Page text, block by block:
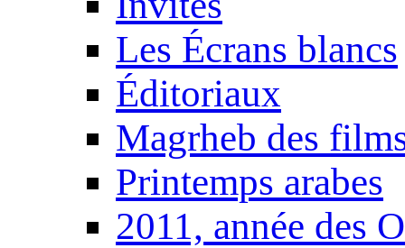
Les Écrans blancs
Éditoriaux
Magrheb des
Printemps arabes
2011, année des